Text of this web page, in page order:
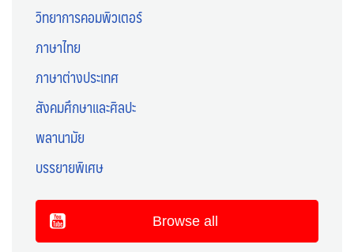
วิทยาการคอมพิวเตอร์
ภาษาไทย
ภาษาต่างประเทศ
สังคมศึกษาและศิลปะ
พลานามัย
บรรยายพิเศษ
Browse all